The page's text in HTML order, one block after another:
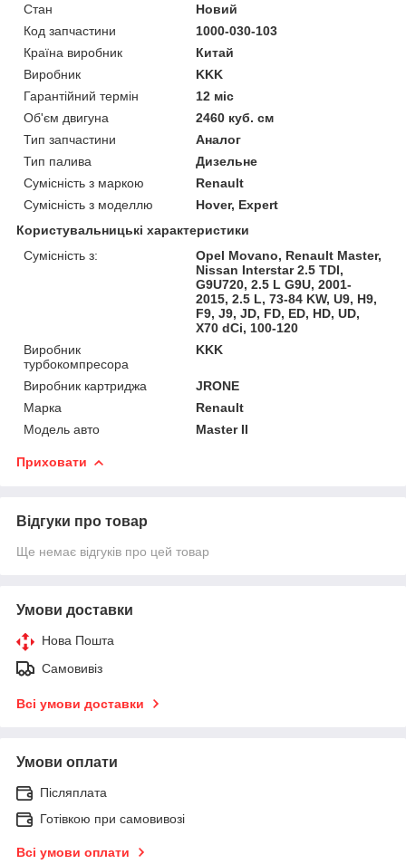
Стан
Новий
Код запчастини
1000-030-103
Країна виробник
Китай
Виробник
KKK
Гарантійний термін
12 міс
Об'єм двигуна
2460 куб. см
Тип запчастини
Аналог
Тип палива
Дизельне
Сумісність з маркою
Renault
Сумісність з моделлю
Hover, Expert
Користувальницькі характеристики
Сумісність з:
Opel Movano, Renault Master,
Nissan Interstar 2.5 TDI,
G9U720, 2.5 L G9U, 2001-
2015, 2.5 L, 73-84 KW, U9, H9,
F9, J9, JD, FD, ED, HD, UD,
X70 dCi, 100-120
Виробник
турбокомпресора
KKK
Виробник картриджа
JRONE
Марка
Renault
Модель авто
Master II
Приховати
Відгуки про товар
Ще немає відгуків про цей товар
Умови доставки
Нова Пошта
Самовивіз
Всі умови доставки
Умови оплати
Післяплата
Готівкою при самовивозі
Всі умови оплати